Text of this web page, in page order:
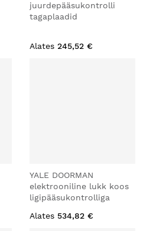
juurdepääsukontrolli
tagaplaadid
Alates 245,52 €
YALE DOORMAN
elektrooniline lukk koos
ligipääsukontrolliga
Alates 534,82 €